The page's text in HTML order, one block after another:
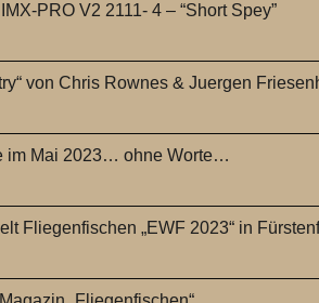
PRO V2 2111- 4 – “Short Spey”
von Chris Rownes & Juergen
im Mai 2023… ohne Worte…
Fliegenfischen „EWF 2023“ in